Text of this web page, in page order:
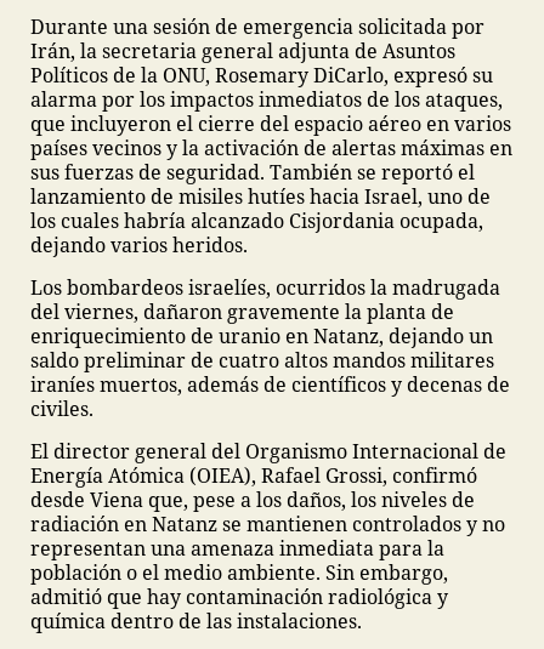
Durante una sesión de emergencia solicitada por
Irán, la secretaria general adjunta de Asuntos
Políticos de la ONU, Rosemary DiCarlo, expresó su
alarma por los impactos inmediatos de los ataques,
que incluyeron el cierre del espacio aéreo en varios
países vecinos y la activación de alertas máximas en
sus fuerzas de seguridad. También se reportó el
lanzamiento de misiles hutíes hacia Israel, uno de
los cuales habría alcanzado Cisjordania ocupada,
dejando varios heridos.
Los bombardeos israelíes, ocurridos la madrugada
del viernes, dañaron gravemente la planta de
enriquecimiento de uranio en Natanz, dejando un
saldo preliminar de cuatro altos mandos militares
iraníes muertos, además de científicos y decenas de
civiles.
El director general del Organismo Internacional de
Energía Atómica (OIEA), Rafael Grossi, confirmó
desde Viena que, pese a los daños, los niveles de
radiación en Natanz se mantienen controlados y no
representan una amenaza inmediata para la
población o el medio ambiente. Sin embargo,
admitió que hay contaminación radiológica y
química dentro de las instalaciones.